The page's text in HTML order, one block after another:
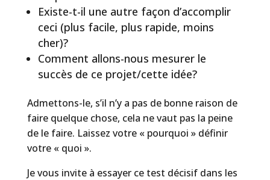
Existe-t-il une autre façon d’accomplir
ceci (plus facile, plus rapide, moins
cher)?
Comment allons-nous mesurer le
succès de ce projet/cette idée?
Admettons-le, s’il n’y a pas de bonne raison de
faire quelque chose, cela ne vaut pas la peine
de le faire. Laissez votre « pourquoi » définir
votre « quoi ».
Je vous invite à essayer ce test décisif dans les